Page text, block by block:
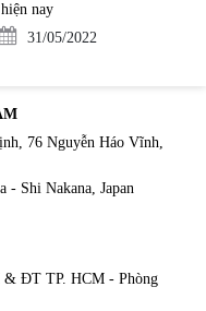
nay
31/05/2022
76 Nguyễn Háo Vĩnh,
- Shi Nakana, Japan
& ĐT TP. HCM - Phòng